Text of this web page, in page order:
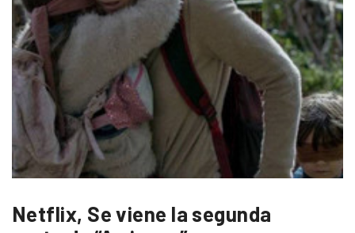
Netflix, Se viene la segunda